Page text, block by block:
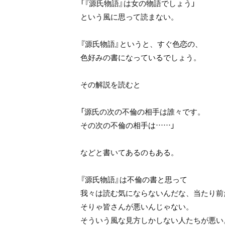
「『源氏物語』は女の物語でしょう」
という風に思って読まない。
『源氏物語』というと、すぐ色恋の、
色好みの書になっているでしょう。
その解説を読むと
「源氏の次の不倫の相手は誰々です。
その次の不倫の相手は……」
などと書いてあるのもある。
『源氏物語』は不倫の書と思って
我々は読む気にならないんだな、当たり前
そりゃ皆さんが悪いんじゃない。
そういう風な見方しかしない人たちが悪い